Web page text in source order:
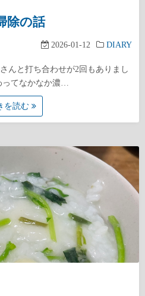
除の話
2026-01-12 DIARY
んと打ち合わせが2回もありまし
ってなかなか濃…
を読む